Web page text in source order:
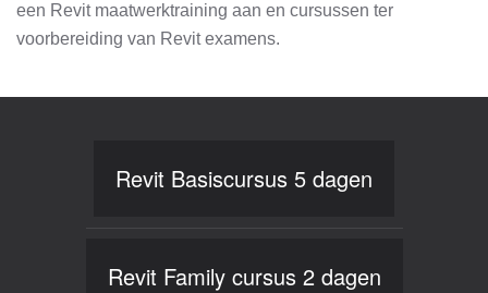
een Revit maatwerktraining aan en cursussen ter
voorbereiding van Revit examens.
Revit Basiscursus 5 dagen
Revit Family cursus 2 dagen